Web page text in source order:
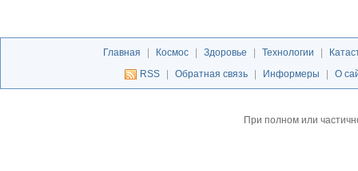
Главная | Космос | Здоровье | Технологии |
RSS
| Обратная связь | Информеры | О
При полном или